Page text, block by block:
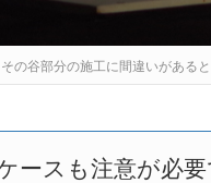
の谷部分の施工に間違いがある
ースも注意が必